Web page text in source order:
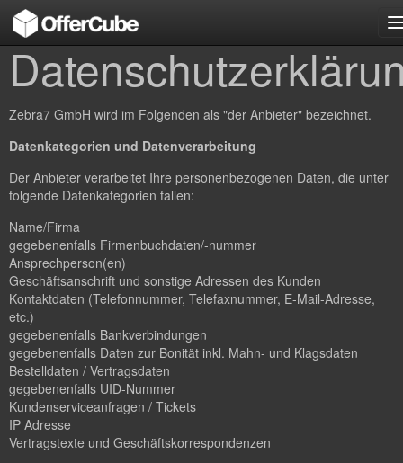
Zebra7 GmbH wird im Folgenden als "der Anbieter" bezeichnet.
Datenkategorien und Datenverarbeitung
Der Anbieter verarbeitet Ihre personenbezogenen Daten, die unter
folgende Datenkategorien fallen:
Name/Firma
gegebenenfalls Firmenbuchdaten/-nummer
Ansprechperson(en)
Geschäftsanschrift und sonstige Adressen des Kunden
Kontaktdaten (Telefonnummer, Telefaxnummer, E-Mail-Adresse,
etc.)
gegebenenfalls Bankverbindungen
gegebenenfalls Daten zur Bonität inkl. Mahn- und Klagsdaten
Bestelldaten / Vertragsdaten
gegebenenfalls UID-Nummer
Kundenserviceanfragen / Tickets
IP Adresse
Vertragstexte und Geschäftskorrespondenzen